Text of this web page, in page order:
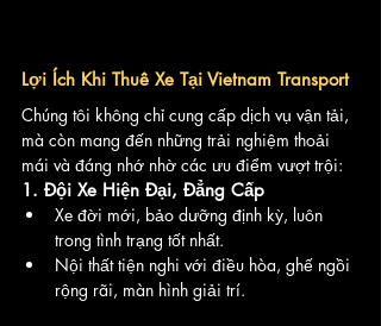
Lợi Ích Khi Thuê Xe Tại Vietnam Transport
Chúng tôi không chỉ cung cấp dịch vụ vận tải,
mà còn mang đến những trải nghiệm thoải
mái và đáng nhớ nhờ các ưu điểm vượt trội:
1. Đội Xe Hiện Đại, Đẳng Cấp
Xe đời mới, bảo dưỡng định kỳ, luôn
trong tình trạng tốt nhất.
Nội thất tiện nghi với điều hòa, ghế ngồi
rộng rãi, màn hình giải trí.